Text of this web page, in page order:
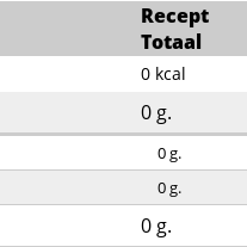
Recept
Totaal
0 kcal
0 g.
0g.
0g.
0 g.